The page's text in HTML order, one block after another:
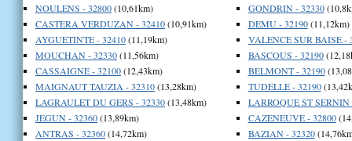
NOULENS - 32800(10,61km)
CASTERA VERDUZAN - 32410(10,91km)
AYGUETINTE - 32410(11,19km)
MOUCHAN - 32330(11,56km)
CASSAIGNE - 32100(12,43km)
MAIGNAUT TAUZIA - 32310(13,28km)
LAGRAULET DU GERS - 32330(13,48km)
JEGUN - 32360(13,89km)
ANTRAS - 32360(14,72km)
GONDRIN - 32330
DEMU - 32190(11,12km)
VALENCE SUR BAISE -
BASCOUS - 32190
BELMONT - 32190
TUDELLE - 32190
LARROQUE ST SERNIN
CAZENEUVE - 32800
BAZIAN - 32320